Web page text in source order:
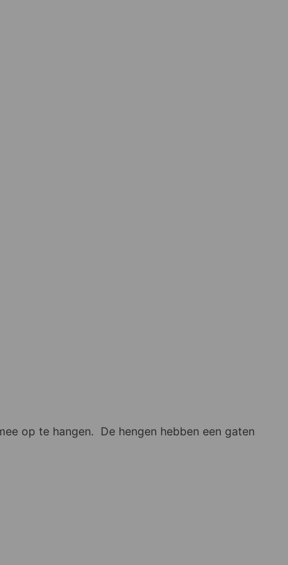
op te hangen. De hengen hebben een gaten